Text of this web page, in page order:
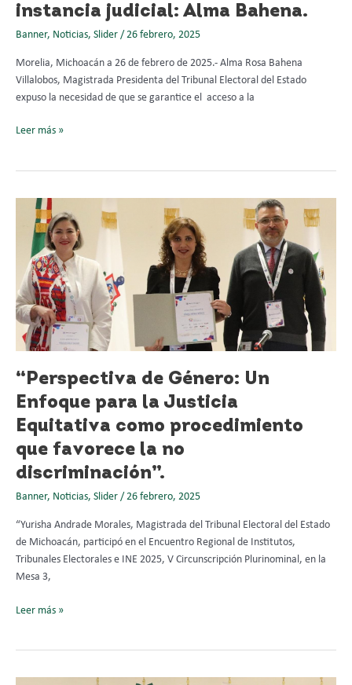
instancia judicial: Alma Bahena.
Banner, Noticias, Slider / 26 febrero, 2025
Morelia, Michoacán a 26 de febrero de 2025.- Alma Rosa Bahena
Villalobos, Magistrada Presidenta del Tribunal Electoral del Estado
expuso la necesidad de que se garantice el acceso a la
judicial:
Alma
Leer más »
“Perspectiva de Género: Un
Enfoque para la Justicia
Equitativa como procedimiento
que favorece la no
discriminación”.
Banner, Noticias, Slider / 26 febrero, 2025
“Yurisha Andrade Morales, Magistrada del Tribunal Electoral del Estado
de Michoacán, participó en el Encuentro Regional de Institutos,
Tribunales Electorales e INE 2025, V Circunscripción Plurinominal, en la
Mesa 3,
“Perspectiva
Género:
Enfoque
para
la
Justicia
Equitativa
procedimiento
que
la
no
discriminación”.
Leer más »